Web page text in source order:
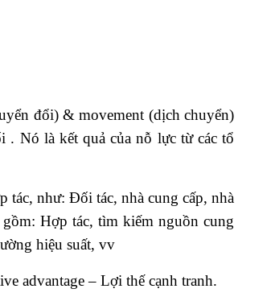
đổi) & movement (dịch chuyển)
. Nó là kết quả của nỗ lực từ các tổ
tác, như: Đối tác, nhà cung cấp, nhà
Hợp tác, tìm kiếm nguồn cung
hiệu suất, vv
advantage – Lợi thế cạnh tranh.